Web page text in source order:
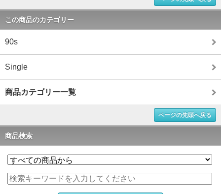
この商品のカテゴリー
90s
Single
商品カテゴリー一覧
ページの先頭へ戻る
商品検索